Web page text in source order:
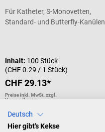
Für Katheter, S-Monovetten,
Standard- und Butterfly-Kanülen
Inhalt: 100 Stück
(CHF 0.29 / 1 Stück)
CHF 29.13*
Preise inkl. MwSt. zzgl.
Versandkosten
In den Warenkorb
Deutsch
Hier gibt's Kekse